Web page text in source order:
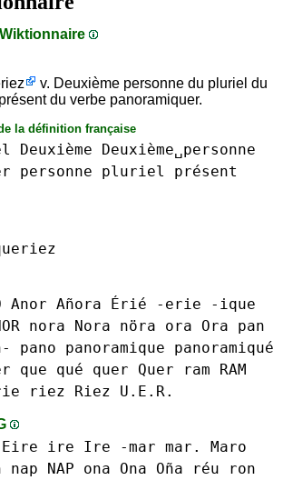
v. Deuxième personne du pluriel du
du verbe panoramiquer.
la définition française
Deuxième
Deuxième␣personne
personne pluriel
présent
Anor Añora Érié -erie
-ique
nora Nora nöra ora Ora
pan
pano
panoramique panoramiqué
que qué quer Quer
ram RAM
riez Riez U.E.R.
Eire ire Ire -mar mar.
Maro
nap NAP ona Ona Oña réu
ron